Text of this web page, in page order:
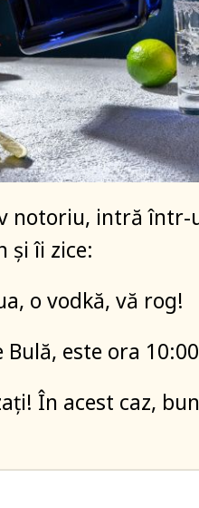
notoriu, intră într-
și îi zice:
o vodkă, vă rog!
Bulă, este ora
În acest caz,